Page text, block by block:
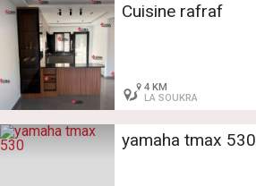
Cuisine rafraf
4 KM
LA SOUKRA
yamaha tmax 530